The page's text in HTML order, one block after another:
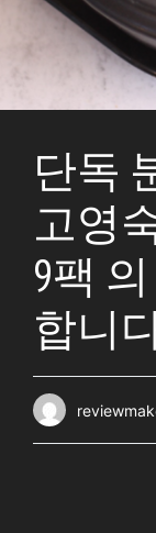
단독
고영
9팩
합니